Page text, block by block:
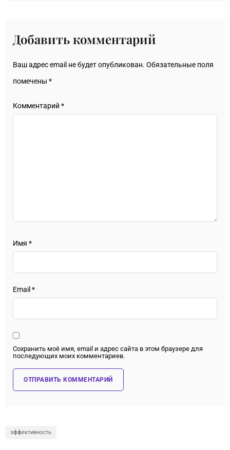
Добавить комментарий
Ваш адрес email не будет опубликован. Обязательные поля
помечены *
Комментарий *
Имя *
Email *
Сохранить моё имя, email и адрес сайта в этом браузере для
последующих моих комментариев.
эффективность